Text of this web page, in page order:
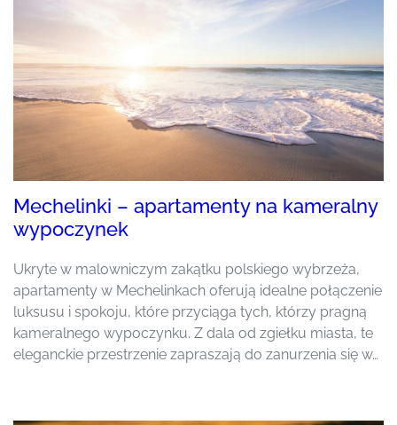
Mechelinki – apartamenty na kameralny
wypoczynek
Ukryte w malowniczym zakątku polskiego wybrzeża,
apartamenty w Mechelinkach oferują idealne połączenie
luksusu i spokoju, które przyciąga tych, którzy pragną
kameralnego wypoczynku. Z dala od zgiełku miasta, te
eleganckie przestrzenie zapraszają do zanurzenia się w…